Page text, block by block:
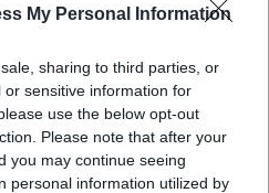
My Personal Information
sharing to third parties, or
sensitive information for
use the below opt-out
Please note that after your
you may continue seeing
personal information utilized by
scorso anno insieme alla Scuola
Briga, è stato esteso ad altre
apprendisti seguono questo
anni a un diploma di bachelor
professionale pratica.